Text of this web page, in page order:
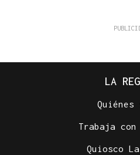
LA
Quiénes
Trabaja
Quiosco